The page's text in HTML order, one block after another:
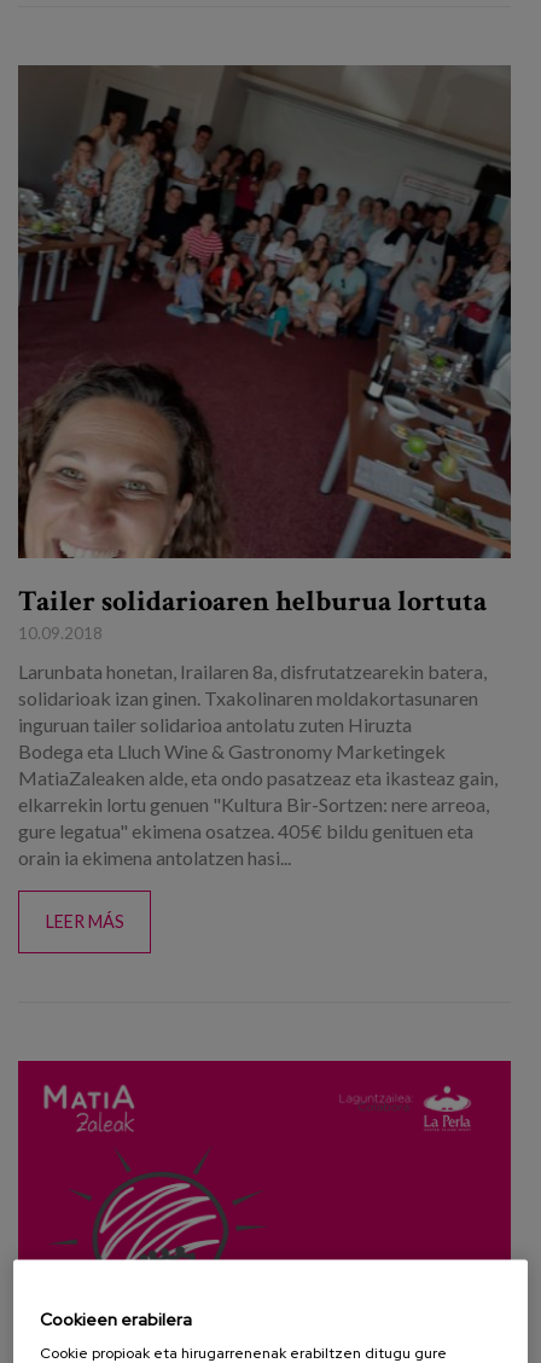
Tailer solidarioaren helburua lortuta
10.09.2018
Larunbata honetan, Irailaren 8a, disfrutatzearekin batera,
solidarioak izan ginen. Txakolinaren moldakortasunaren
inguruan tailer solidarioa antolatu zuten Hiruzta
Bodega eta Lluch Wine & Gastronomy Marketingek
MatiaZaleaken alde, eta ondo pasatzeaz eta ikasteaz gain,
elkarrekin lortu genuen "Kultura Bir-Sortzen: nere arreoa,
gure legatua" ekimena osatzea. 405€ bildu genituen eta
orain ia ekimena antolatzen hasi...
LEER MÁS
Cookieen erabilera
Cookie propioak eta hirugarrenenak erabiltzen ditugu gure